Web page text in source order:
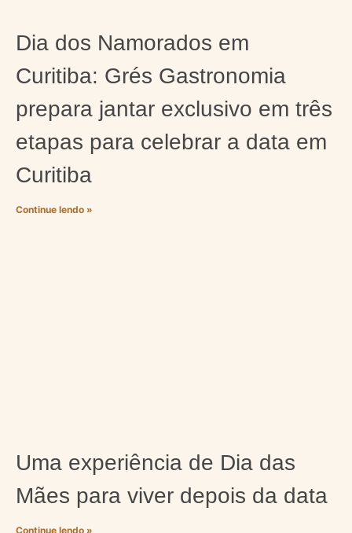
Dia dos Namorados em
Curitiba: Grés Gastronomia
prepara jantar exclusivo em três
etapas para celebrar a data em
Curitiba
Continue lendo »
Uma experiência de Dia das
Mães para viver depois da data
Continue lendo »